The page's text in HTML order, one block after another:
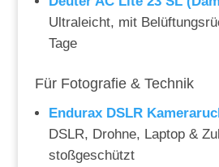
Ultraleicht, mit
Tage
Für Fotografie & Technik
Endurax DSLR
DSLR, Drohne, Laptop &
stoßgeschützt